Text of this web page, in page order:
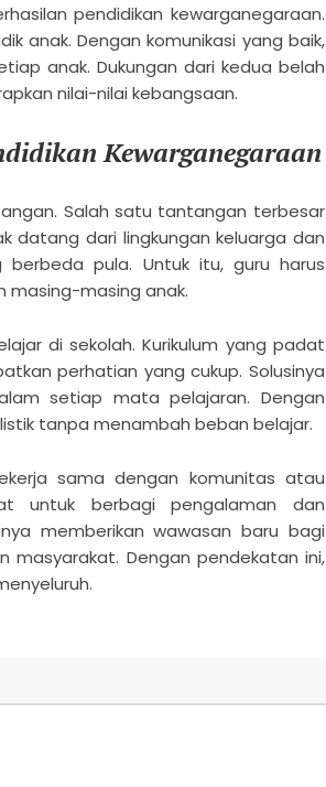
pendidikan kewarganegaraan.
anak. Dengan komunikasi yang baik,
anak. Dukungan dari kedua belah
nilai-nilai kebangsaan.
Kewarganegaraan
Salah satu tantangan terbesar
datang dari lingkungan keluarga dan
pula. Untuk itu, guru harus
masing-masing anak.
di sekolah. Kurikulum yang padat
perhatian yang cukup. Solusinya
setiap mata pelajaran. Dengan
tanpa menambah beban belajar.
sama dengan komunitas atau
untuk berbagi pengalaman dan
memberikan wawasan baru bagi
Dengan pendekatan ini,